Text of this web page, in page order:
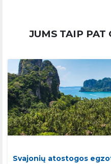
JUMS TAIP PAT
Svajonių atostogos